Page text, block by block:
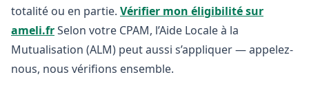
totalité ou en partie. Vérifier mon éligibilité sur
ameli.frSelon votre CPAM, l’Aide Locale à la
Mutualisation (ALM) peut aussi s’appliquer — appelez-
nous, nous vérifions ensemble.